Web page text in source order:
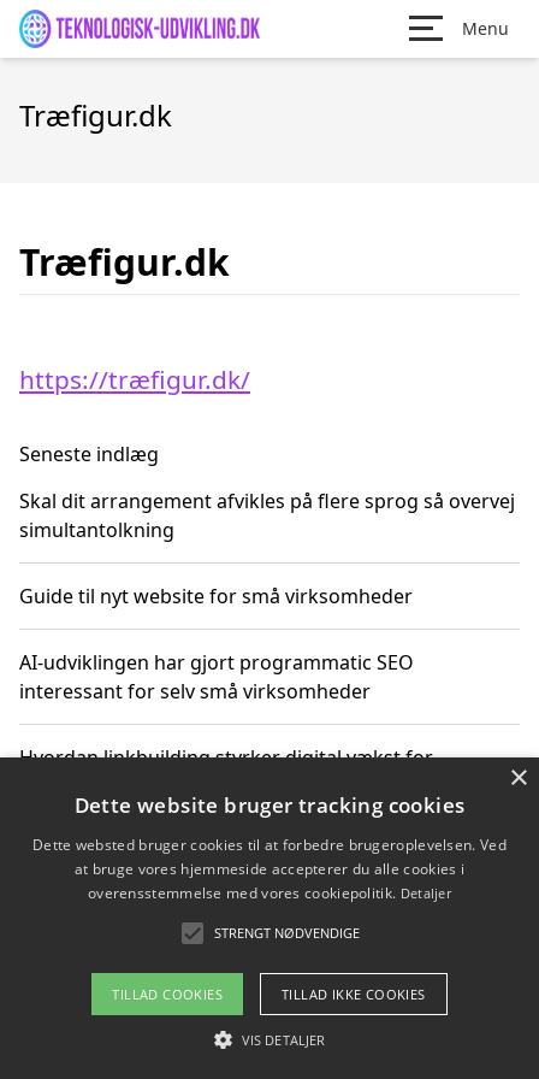
Menu
Træfigur.dk
Træfigur.dk
https://træfigur.dk/
Seneste indlæg
Skal dit arrangement afvikles på flere sprog så overvej
simultantolkning
Guide til nyt website for små virksomheder
AI-udviklingen har gjort programmatic SEO
interessant for selv små virksomheder
Hvordan linkbuilding styrker digital vækst for
Sådan har udviklingen inden for genbrug af elektronik
ændret sig
Copyright 2026 - Pilanto Aps
Om / kontakt
×
Dette website bruger tracking cookies
Dette websted bruger cookies til at forbedre brugeroplevelsen. Ved
at bruge vores hjemmeside accepterer du alle cookies i
overensstemmelse med vores cookiepolitik. Detaljer
STRENGT NØDVENDIGE
TILLAD COOKIES TILLAD IKKE COOKIES
VIS DETALJER